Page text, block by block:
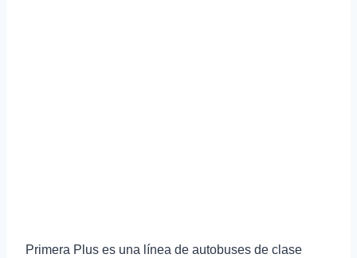
Primera Plus es una línea de autobuses de clase